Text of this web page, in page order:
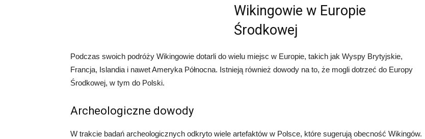
Wikingowie w Europie
Środkowej
Podczas swoich podróży Wikingowie dotarli do wielu miejsc w Europie, takich jak Wyspy Brytyjskie,
Francja, Islandia i nawet Ameryka Północna. Istnieją również dowody na to, że mogli dotrzeć do Europy
Środkowej, w tym do Polski.
Archeologiczne dowody
W trakcie badań archeologicznych odkryto wiele artefaktów w Polsce, które sugerują obecność Wikingów.